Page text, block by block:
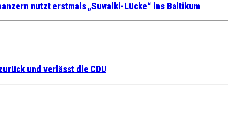
nutzt erstmals „Suwalki-Lücke“ ins Baltikum
und verlässt die CDU